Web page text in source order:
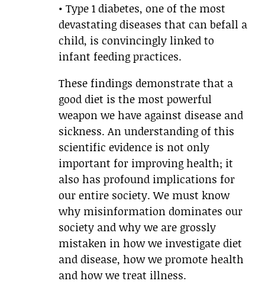
• Type 1 diabetes, one of the most
devastating diseases that can befall a
child, is convincingly linked to
infant feeding practices.
These findings demonstrate that a
good diet is the most powerful
weapon we have against disease and
sickness. An understanding of this
scientific evidence is not only
important for improving health; it
also has profound implications for
our entire society. We must know
why misinformation dominates our
society and why we are grossly
mistaken in how we investigate diet
and disease, how we promote health
and how we treat illness.